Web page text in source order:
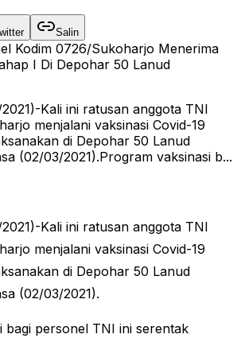
Salin
Kali ini ratusan anggota TNI
menjalani vaksinasi Covid-19
di Depohar 50 Lanud
(02/03/2021).Program vaksinasi b...
Kali ini ratusan anggota TNI
menjalani vaksinasi Covid-19
di Depohar 50 Lanud
(02/03/2021).
bagi personel TNI ini serentak